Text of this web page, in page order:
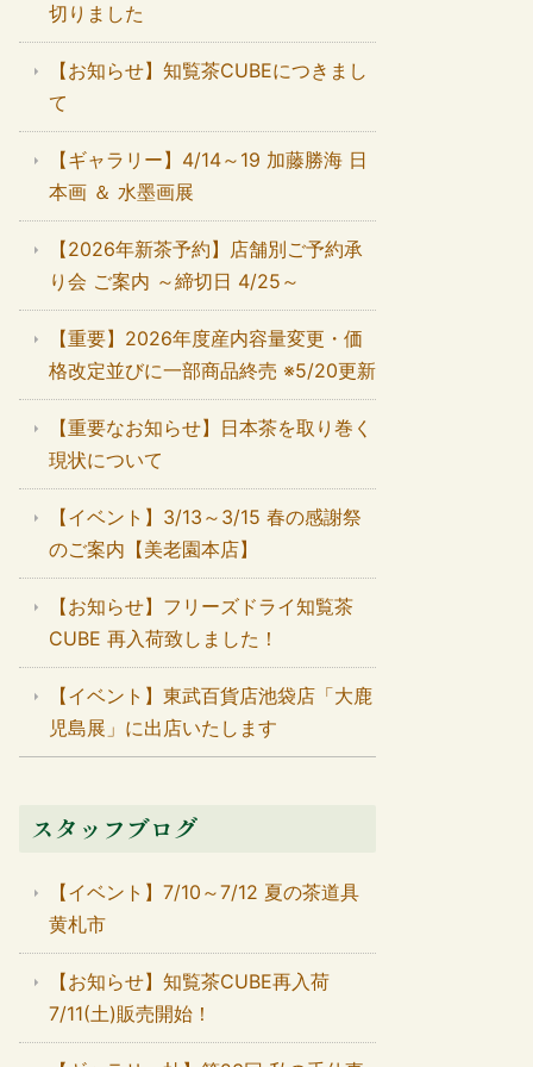
切りました
【お知らせ】知覧茶CUBEにつきまし
て
【ギャラリー】4/14～19 加藤勝海 日
本画 ＆ 水墨画展
【2026年新茶予約】店舗別ご予約承
り会 ご案内 ～締切日 4/25～
【重要】2026年度産内容量変更・価
格改定並びに一部商品終売 ※5/20更新
【重要なお知らせ】日本茶を取り巻く
現状について
【イベント】3/13～3/15 春の感謝祭
のご案内【美老園本店】
【お知らせ】フリーズドライ知覧茶
CUBE 再入荷致しました！
【イベント】東武百貨店池袋店「大鹿
児島展」に出店いたします
スタッフブログ
【イベント】7/10～7/12 夏の茶道具
黄札市
【お知らせ】知覧茶CUBE再入荷
7/11(土)販売開始！